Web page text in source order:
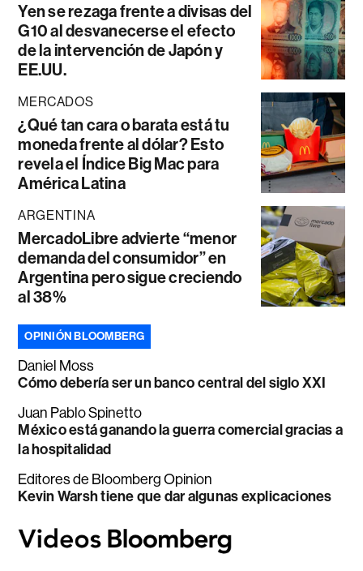
Yen se rezaga frente a divisas del
G10 al desvanecerse el efecto
de la intervención de Japón y
EE.UU.
MERCADOS
¿Qué tan cara o barata está tu
moneda frente al dólar? Esto
revela el Índice Big Mac para
América Latina
ARGENTINA
MercadoLibre advierte “menor
demanda del consumidor” en
Argentina pero sigue creciendo
al 38%
OPINIÓN BLOOMBERG
Daniel Moss
Cómo debería ser un banco central del siglo XXI
Juan Pablo Spinetto
México está ganando la guerra comercial gracias a
la hospitalidad
Editores de Bloomberg Opinion
Kevin Warsh tiene que dar algunas explicaciones